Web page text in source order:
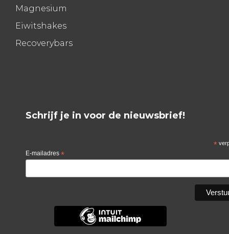
Magnesium
Eiwitshakes
Recoverybars
Schrijf je in voor de nieuwsbrief!
*
E-mailadres *